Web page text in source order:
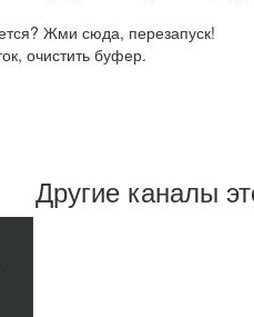
Жми сюда, перезапуск!
очистить буфер.
Другие каналы